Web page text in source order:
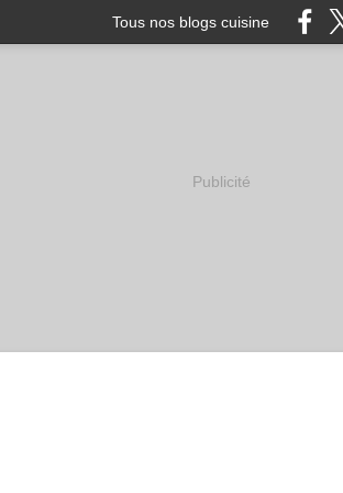
Tous nos blogs cuisine
Publicité